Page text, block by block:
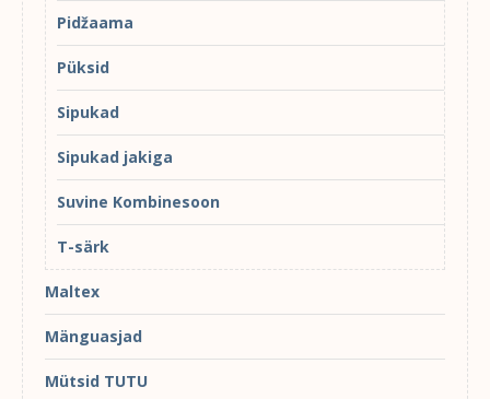
Pidžaama
Püksid
Sipukad
Sipukad jakiga
Suvine Kombinesoon
T-särk
Maltex
Mänguasjad
Mütsid TUTU